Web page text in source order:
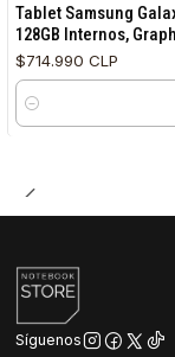
Tablet Samsung
128GB Internos,
$714.990 CLP
Cantidad
Síguenos